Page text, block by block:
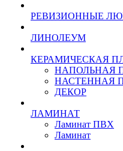
РЕВИЗИОННЫЕ
ЛИНОЛЕУМ
КЕРАМИЧЕСКАЯ
НАПОЛЬНАЯ
НАСТЕННАЯ
ДЕКОР
ЛАМИНАТ
Ламинат ПВХ
Ламинат